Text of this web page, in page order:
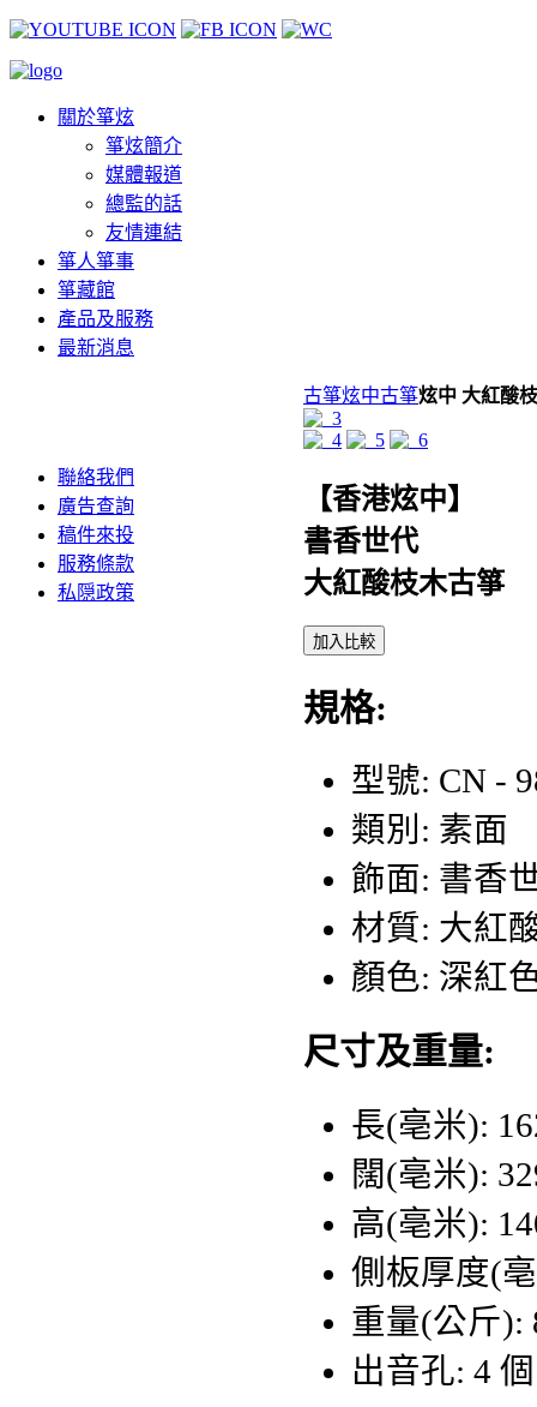
關於箏炫
箏炫簡介
媒體報道
總監的話
友情連結
箏人箏事
箏藏館
產品及服務
最新消息
古箏炫中古箏炫中 大紅酸
【香港炫中】
書香世代
大紅酸枝木古箏
加入比較
規格:
型號: CN -
類別: 素面
飾面: 書香
材質: 大紅
顏色: 深紅
尺寸及重量:
長(亳米):
闊(亳米):
高(亳米):
側板厚度(
重量(公斤):
出音孔: 4 個
聯絡我們
廣告查詢
稿件來投
服務條款
私隠政策